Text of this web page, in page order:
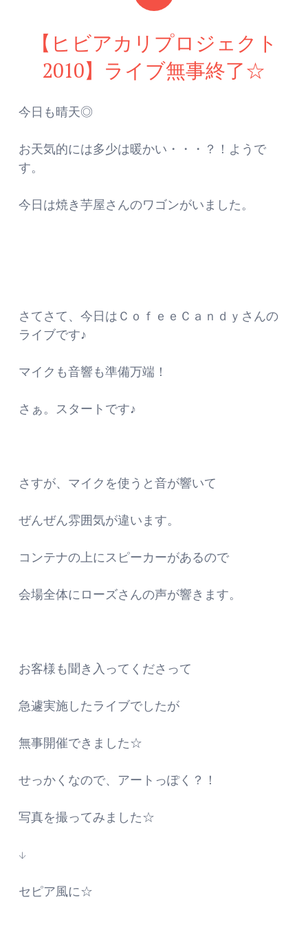
【ヒビアカリプロジェクト
2010】ライブ無事終了☆
今日も晴天◎
お天気的には多少は暖かい・・・？！ようで
す。
今日は焼き芋屋さんのワゴンがいました。
さてさて、今日はＣｏｆｅｅＣａｎｄｙさんの
ライブです♪
マイクも音響も準備万端！
さぁ。スタートです♪
さすが、マイクを使うと音が響いて
ぜんぜん雰囲気が違います。
コンテナの上にスピーカーがあるので
会場全体にローズさんの声が響きます。
お客様も聞き入ってくださって
急遽実施したライブでしたが
無事開催できました☆
せっかくなので、アートっぽく？！
写真を撮ってみました☆
↓
セピア風に☆